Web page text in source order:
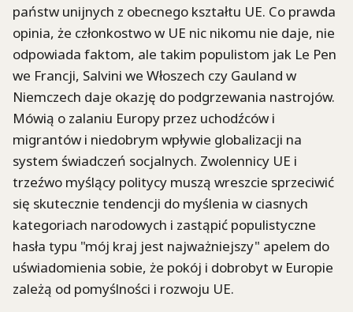
państw unijnych z obecnego kształtu UE. Co prawda
opinia, że członkostwo w UE nic nikomu nie daje, nie
odpowiada faktom, ale takim populistom jak Le Pen
we Francji, Salvini we Włoszech czy Gauland w
Niemczech daje okazję do podgrzewania nastrojów.
Mówią o zalaniu Europy przez uchodźców i
migrantów i niedobrym wpływie globalizacji na
system świadczeń socjalnych. Zwolennicy UE i
trzeźwo myślący politycy muszą wreszcie sprzeciwić
się skutecznie tendencji do myślenia w ciasnych
kategoriach narodowych i zastąpić populistyczne
hasła typu "mój kraj jest najważniejszy" apelem do
uświadomienia sobie, że pokój i dobrobyt w Europie
zależą od pomyślności i rozwoju UE.